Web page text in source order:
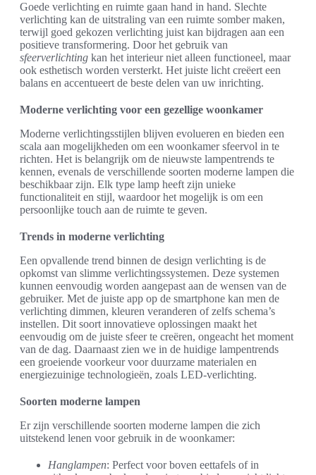
Goede verlichting en ruimte gaan hand in hand. Slechte
verlichting kan de uitstraling van een ruimte somber maken,
terwijl goed gekozen verlichting juist kan bijdragen aan een
positieve transformering. Door het gebruik van
sfeerverlichting kan het interieur niet alleen functioneel, maar
ook esthetisch worden versterkt. Het juiste licht creëert een
balans en accentueert de beste delen van uw inrichting.
Moderne verlichting voor een gezellige woonkamer
Moderne verlichtingsstijlen blijven evolueren en bieden een
scala aan mogelijkheden om een woonkamer sfeervol in te
richten. Het is belangrijk om de nieuwste lampentrends te
kennen, evenals de verschillende soorten moderne lampen die
beschikbaar zijn. Elk type lamp heeft zijn unieke
functionaliteit en stijl, waardoor het mogelijk is om een
persoonlijke touch aan de ruimte te geven.
Trends in moderne verlichting
Een opvallende trend binnen de design verlichting is de
opkomst van slimme verlichtingssystemen. Deze systemen
kunnen eenvoudig worden aangepast aan de wensen van de
gebruiker. Met de juiste app op de smartphone kan men de
verlichting dimmen, kleuren veranderen of zelfs schema’s
instellen. Dit soort innovatieve oplossingen maakt het
eenvoudig om de juiste sfeer te creëren, ongeacht het moment
van de dag. Daarnaast zien we in de huidige lampentrends
een groeiende voorkeur voor duurzame materialen en
energiezuinige technologieën, zoals LED-verlichting.
Soorten moderne lampen
Er zijn verschillende soorten moderne lampen die zich
uitstekend lenen voor gebruik in de woonkamer:
Hanglampen: Perfect voor boven eettafels of in